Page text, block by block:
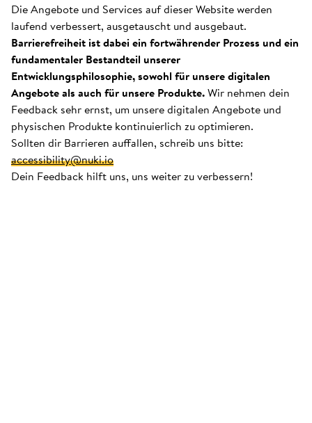
Die Angebote und Services auf dieser Website werden
laufend verbessert, ausgetauscht und ausgebaut.
Barrierefreiheit ist dabei ein fortwährender Prozess und ein
fundamentaler Bestandteil unserer
Entwicklungsphilosophie, sowohl für unsere digitalen
Angebote als auch für unsere Produkte.Wir nehmen dein
Feedback sehr ernst, um unsere digitalen Angebote und
physischen Produkte kontinuierlich zu optimieren.
Sollten dir Barrieren auffallen, schreib uns bitte:
accessibility@nuki.io
Dein Feedback hilft uns, uns weiter zu verbessern!